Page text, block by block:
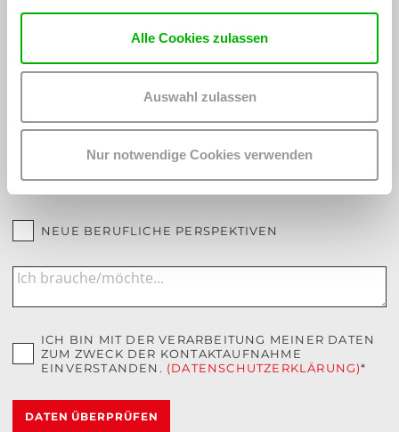
Alle Cookies zulassen
Auswahl zulassen
Nur notwendige Cookies verwenden
Mein Anliegen:
JUGENDCOACHING/BERUFLICHE ORIENTIERUNG
PFLICHTSCHULABSCHLUSS/BASISBILDUNG
NEUE BERUFLICHE PERSPEKTIVEN
ICH BIN MIT DER VERARBEITUNG MEINER DATEN
ZUM ZWECK DER KONTAKTAUFNAHME
EINVERSTANDEN. (DATENSCHUTZERKLÄRUNG)*
DATEN ÜBERPRÜFEN